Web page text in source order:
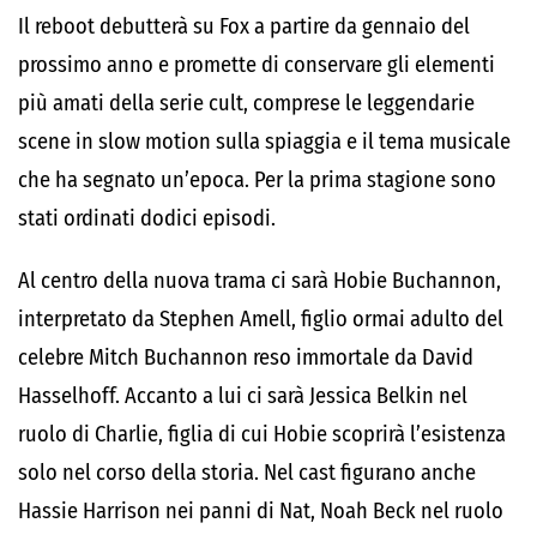
Il reboot debutterà su Fox a partire da gennaio del
prossimo anno e promette di conservare gli elementi
più amati della serie cult, comprese le leggendarie
scene in slow motion sulla spiaggia e il tema musicale
che ha segnato un’epoca. Per la prima stagione sono
stati ordinati dodici episodi.
Al centro della nuova trama ci sarà Hobie Buchannon,
interpretato da Stephen Amell, figlio ormai adulto del
celebre Mitch Buchannon reso immortale da David
Hasselhoff. Accanto a lui ci sarà Jessica Belkin nel
ruolo di Charlie, figlia di cui Hobie scoprirà l’esistenza
solo nel corso della storia. Nel cast figurano anche
Hassie Harrison nei panni di Nat, Noah Beck nel ruolo